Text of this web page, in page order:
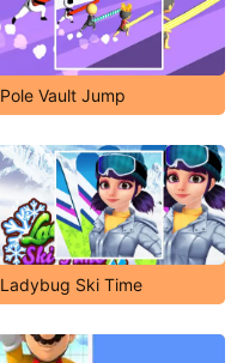
Pole Vault Jump
Ladybug Ski Time